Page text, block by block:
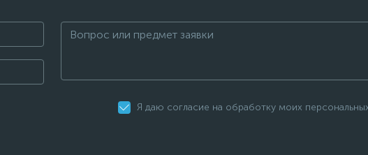
Я даю согласие на обработку моих